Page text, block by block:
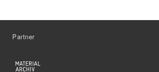
Partner